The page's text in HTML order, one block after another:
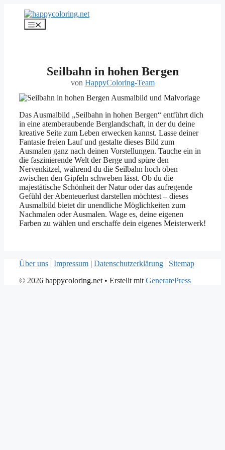
springen
Menü
Seilbahn in hohen Bergen
von HappyColoring-Team
Das Ausmalbild „Seilbahn in hohen Bergen“ entführt dich
in eine atemberaubende Berglandschaft, in der du deine
kreative Seite zum Leben erwecken kannst. Lasse deiner
Fantasie freien Lauf und gestalte dieses Bild zum
Ausmalen ganz nach deinen Vorstellungen. Tauche ein in
die faszinierende Welt der Berge und spüre den
Nervenkitzel, während du die Seilbahn hoch oben
zwischen den Gipfeln schweben lässt. Ob du die
majestätische Schönheit der Natur oder das aufregende
Gefühl der Abenteuerlust darstellen möchtest – dieses
Ausmalbild bietet dir unendliche Möglichkeiten zum
Nachmalen oder Ausmalen. Wage es, deine eigenen
Farben zu wählen und erschaffe dein eigenes Meisterwerk!
Über uns | Impressum | Datenschutzerklärung | Sitemap
© 2026 happycoloring.net • Erstellt mit GeneratePress